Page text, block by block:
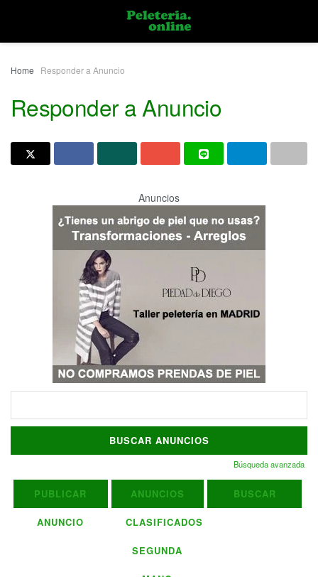
Home Responder a Anuncio
Responder a Anuncio
Anuncios
Búsqueda avanzada
PUBLICAR
ANUNCIO
ANUNCIOS
CLASIFICADOS
SEGUNDA
BUSCAR